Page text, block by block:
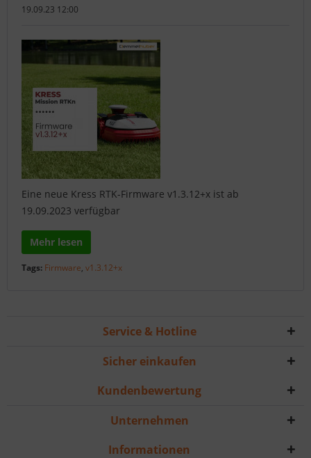
19.09.23 12:00
Eine neue Kress RTK-Firmware v1.3.12+x ist ab
19.09.2023 verfügbar
Mehr lesen
Tags: Firmware, v1.3.12+x
Service & Hotline
Sicher einkaufen
Kundenbewertung
Unternehmen
Informationen